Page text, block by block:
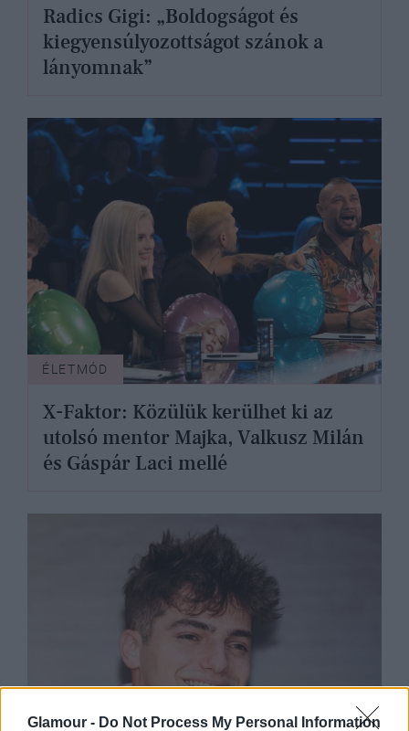
Glamour - Do Not Process My Personal Information
Radics Gigi: „Boldogságot és
kiegyensúlyozottságot szánok a
lányomnak”
ÉLETMÓD
X-Faktor: Közülük kerülhet ki az
utolsó mentor Majka, Valkusz Milán
és Gáspár Laci mellé